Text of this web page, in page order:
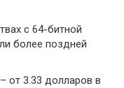
с 64-битной
более поздней
от 3.33 долларов в